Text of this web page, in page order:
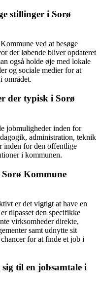
stillinger i Sorø
ved at besøge
der løbende bliver opdateret
også holde øje med lokale
og sociale medier for at
området.
der typisk i Sorø
jobmuligheder inden for
administration, teknik
inden for den offentlige
i kommunen.
Kommune
er det vigtigt at have en
tilpasset den specifikke
virksomheder direkte,
samt udnytte sit
for at finde et job i
til en jobsamtale i